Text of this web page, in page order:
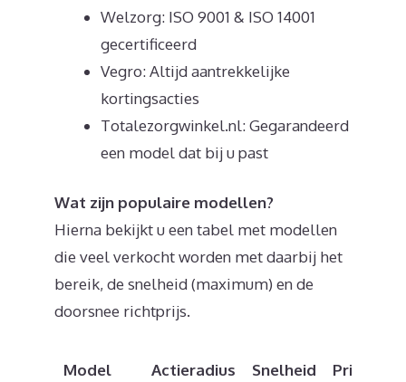
Welzorg: ISO 9001 & ISO 14001
gecertificeerd
Vegro: Altijd aantrekkelijke
kortingsacties
Totalezorgwinkel.nl: Gegarandeerd
een model dat bij u past
Wat zijn populaire modellen?
Hierna bekijkt u een tabel met modellen
die veel verkocht worden met daarbij het
bereik, de snelheid (maximum) en de
doorsnee richtprijs.
Model Actieradius Snelheid Prijs